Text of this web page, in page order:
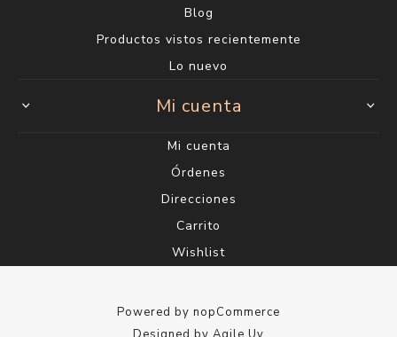
Blog
Productos vistos recientemente
Lo nuevo
Mi cuenta
Mi cuenta
Órdenes
Direcciones
Carrito
Wishlist
Powered by nopCommerce